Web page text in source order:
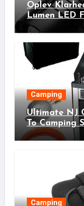
Oplev
Lumen LED
Udendørs
Camping
Ultimate NJ
To Camping
Cooking!
Camping